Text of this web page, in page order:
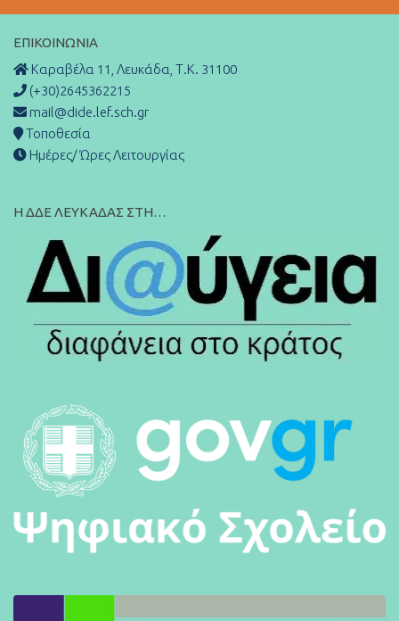
ΕΠΙΚΟΙΝΩΝΊΑ
Καραβέλα 11, Λευκάδα, Τ.Κ. 31100
(+30)2645362215
mail@dide.lef.sch.gr
Τοποθεσία
Ημέρες/ Ώρες Λειτουργίας
Η ΔΔΕ ΛΕΥΚΑΔΑΣ ΣΤΗ…